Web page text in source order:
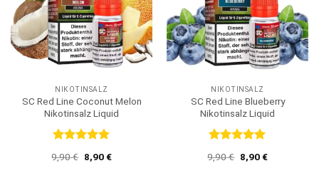
NIKOTINSALZ
SC Red Line Coconut Melon
Nikotinsalz Liquid
mit 5 von
9,90€ Ursprünglicher
Preis
8,90€Aktueller
NIKOTINSALZ
SC Red Line Blueberry
Nikotinsalz Liquid
mit 5 von
9,90€ Ursprünglicher
Preis
8,90€Aktueller